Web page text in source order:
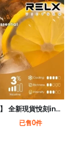
【檸檬紅茶】 全新現貨悅刻infinity 2六代煙彈(煙彈x1)(通用Relx 4, 5代主機)
已售0件